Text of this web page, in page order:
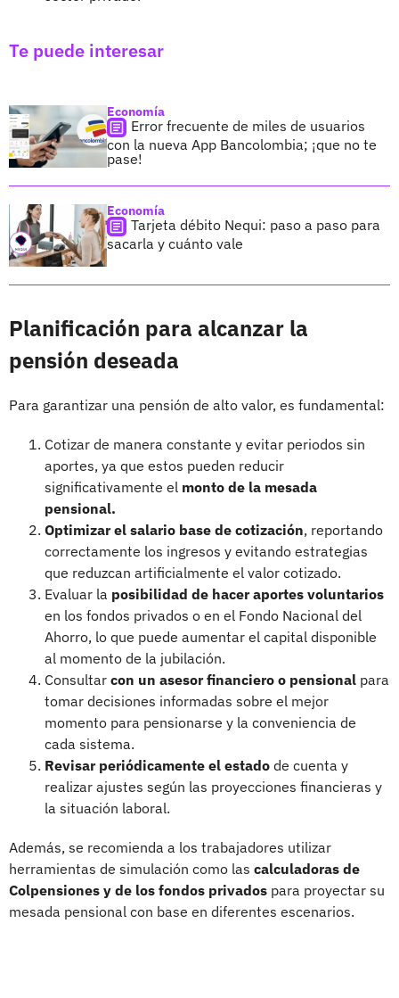
Te puede interesar
Economía
Error frecuente de miles de usuarios
con la nueva App Bancolombia; ¡que no te
pase!
Economía
Tarjeta débito Nequi: paso a paso para
sacarla y cuánto vale
Planificación para alcanzar la
pensión deseada
Para garantizar una pensión de alto valor, es fundamental:
Cotizar de manera constante y evitar periodos sin
aportes, ya que estos pueden reducir
significativamente el monto de la mesada
pensional.
Optimizar el salario base de cotización, reportando
correctamente los ingresos y evitando estrategias
que reduzcan artificialmente el valor cotizado.
Evaluar la posibilidad de hacer aportes voluntarios
en los fondos privados o en el Fondo Nacional del
Ahorro, lo que puede aumentar el capital disponible
al momento de la jubilación.
Consultar con un asesor financiero o pensional para
tomar decisiones informadas sobre el mejor
momento para pensionarse y la conveniencia de
cada sistema.
Revisar periódicamente el estado de cuenta y
realizar ajustes según las proyecciones financieras y
la situación laboral.
Además, se recomienda a los trabajadores utilizar
herramientas de simulación como las calculadoras de
Colpensiones y de los fondos privados para proyectar su
mesada pensional con base en diferentes escenarios.